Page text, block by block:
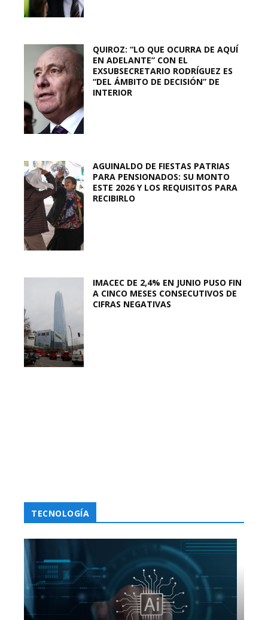
QUIROZ: “LO QUE OCURRA DE AQUÍ
EN ADELANTE” CON EL
EXSUBSECRETARIO RODRÍGUEZ ES
“DEL ÁMBITO DE DECISIÓN” DE
INTERIOR
AGUINALDO DE FIESTAS PATRIAS
PARA PENSIONADOS: SU MONTO
ESTE 2026 Y LOS REQUISITOS PARA
RECIBIRLO
IMACEC DE 2,4% EN JUNIO PUSO FIN
A CINCO MESES CONSECUTIVOS DE
CIFRAS NEGATIVAS
TECNOLOGÍA